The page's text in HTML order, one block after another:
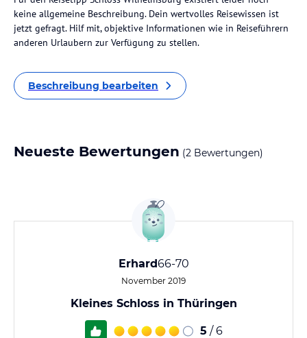
keine allgemeine Beschreibung. Dein wertvolles Reisewissen ist
jetzt gefragt. Hilf mit, objektive Informationen wie in Reiseführern
anderen Urlaubern zur Verfügung zu stellen.
Beschreibung bearbeiten
Neueste Bewertungen (2 Bewertungen)
Erhard66-70
November 2019
Kleines Schloss in Thüringen
5 / 6